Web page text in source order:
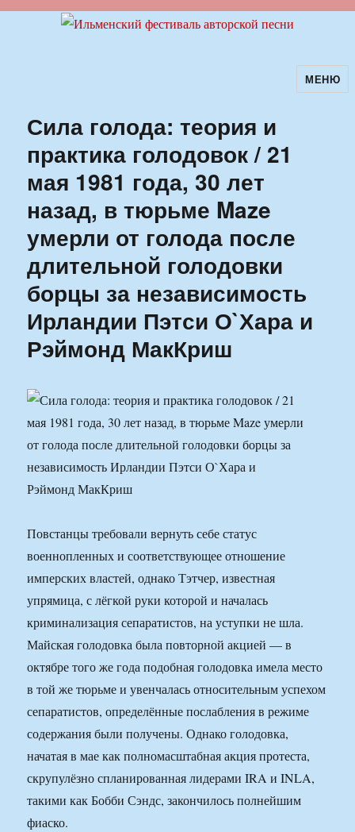
Ильменский фестиваль авторскойМЕНЮ
Сила голода: теория и
практика голодовок / 21
мая 1981 года, 30 лет
назад, в тюрьме Maze
умерли от голода после
длительной голодовки
борцы за независимость
Ирландии Пэтси О`Хара и
Рэймонд МакКриш
Повстанцы требовали вернуть себе статус
военнопленных и соответствующее отношение
имперских властей, однако Тэтчер, известная
упрямица, с лёгкой руки которой и началась
криминализация сепаратистов, на уступки не шла.
Майская голодовка была повторной акцией — в
октябре того же года подобная голодовка имела место
в той же тюрьме и увенчалась относительным успехом
сепаратистов, определённые послабления в режиме
содержания были получены. Однако голодовка,
начатая в мае как полномасштабная акция протеста,
скрупулёзно спланированная лидерами IRA и INLA,
такими как Бобби Сэндс, закончилось полнейшим
фиаско.